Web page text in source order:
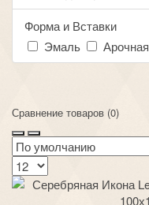
Форма и Вставки
Эмаль
Арочная
Сравнение товаров (0)